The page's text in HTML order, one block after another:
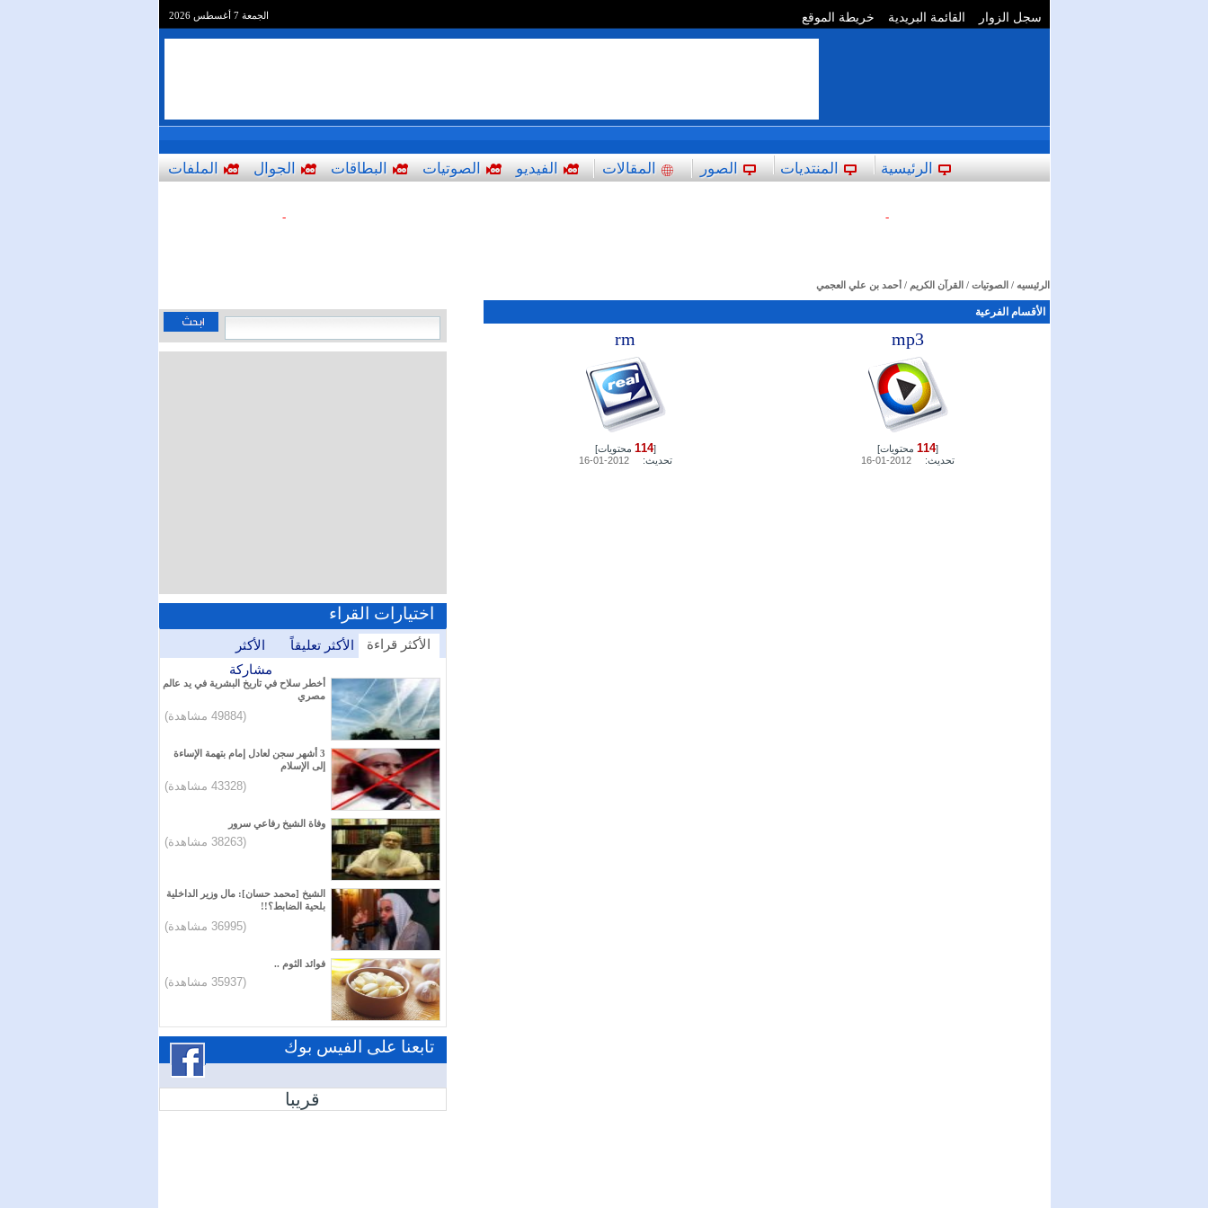
الجمعة 7 أغسطس 2026 سجل الزوار القائمة البريدية خريطة الموقع
الرئيسية المنتديات الصور المقالات الفيديو الصوتيات البطاقات الجوال الملفات
-
-
الرئيسيه / الصوتيات / القرآن الكريم / أحمد بن علي العجمي
الأقسام الفرعية
mp3
[
114 محتويات]
تحديث:
2012-01-16
rm
[
114 محتويات]
تحديث:
2012-01-16
اختيارات القراء
الأكثر قراءة الأكثر تعليقاً
الأكثر
مشاركة
أخطر سلاح في تاريخ البشرية في يد عالم
مصري
(49884 مشاهدة)
3 أشهر سجن لعادل إمام بتهمة الإساءة
إلى الإسلام
(43328 مشاهدة)
وفاة الشيخ رفاعي سرور
(38263 مشاهدة)
الشيخ [محمد حسان]: مال وزير الداخلية
بلحية الضابط؟!!
(36995 مشاهدة)
فوائد الثوم ..
(35937 مشاهدة)
تابعنا على الفيس بوك
قريبا